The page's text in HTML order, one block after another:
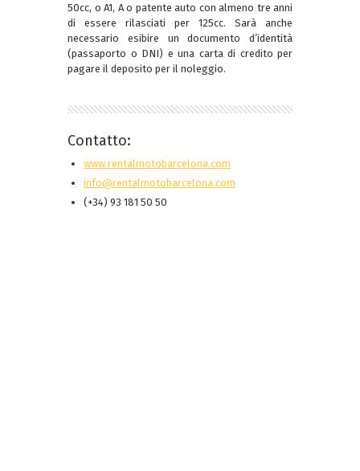
50cc, o A1, A o patente auto con almeno tre anni
di essere rilasciati per 125cc. Sarà anche
necessario esibire un documento d’identità
(passaporto o DNI) e una carta di credito per
pagare il deposito per il noleggio.
Contatto:
www.rentalmotobarcelona.com
info@rentalmotobarcelona.com
(+34) 93 181 50 50